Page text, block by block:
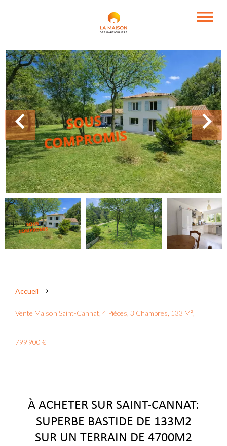
Accueil
Vente Maison Saint-Cannat, 4 Pièces, 3 Chambres, 133 M²,
799 900 €
À ACHETER SUR SAINT-CANNAT:
SUPERBE BASTIDE DE 133M2
SUR UN TERRAIN DE 4700M2